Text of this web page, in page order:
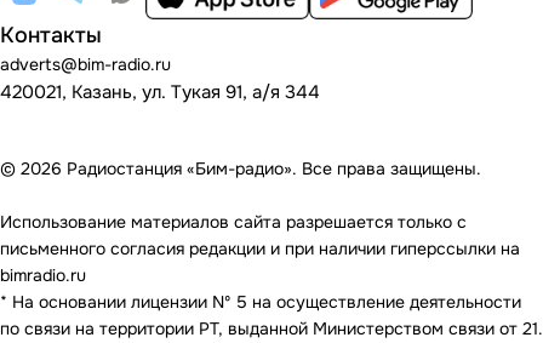
Контакты
adverts@bim-radio.ru
420021, Казань, ул. Тукая 91, а/я 344
© 2026 Радиостанция «Бим-радио». Все права защищены.
Использование материалов сайта разрешается только с
письменного согласия редакции и при наличии гиперссылки на
bimradio.ru
* На основании лицензии Nº 5 на осуществление деятельности
по связи на территории РТ, выданной Министерством связи от 21.